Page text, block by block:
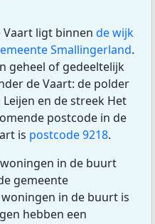
ligt binnen de wijk
Smallingerland.
geheel of gedeeltelijk
de Vaart: de polder
en de streek Het
postcode in de
is postcode 9218.
in de buurt
gemeente
in de buurt is
hebben een